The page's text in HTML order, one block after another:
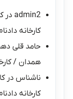
admin2 در
کارخانه
حامد قلی
همدان /
ناشناس در
کارخانه